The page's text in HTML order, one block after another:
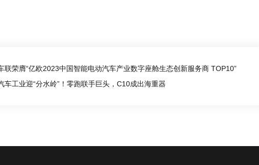
联荣膺“亿欧2023中国智能电动汽车产业数字座舱生态创新服务商 TOP10”
工业迎“分水岭”！零跑联手巨头，C10成出海重器